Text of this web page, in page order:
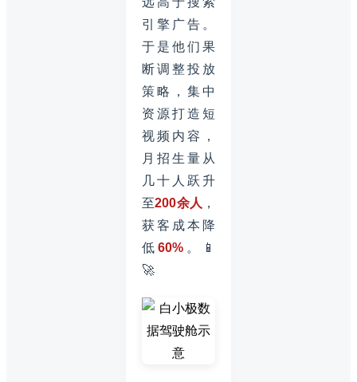
引擎广告。
于是他们果
断调整投放
策略，集中
资源打造短
视频内容，
月招生量从
几十人跃升
至200余人 ，
获客成本降
低 60% 。📱
🚀